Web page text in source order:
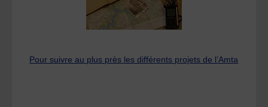
Pour suivre au plus près les différents projets de l’Amta